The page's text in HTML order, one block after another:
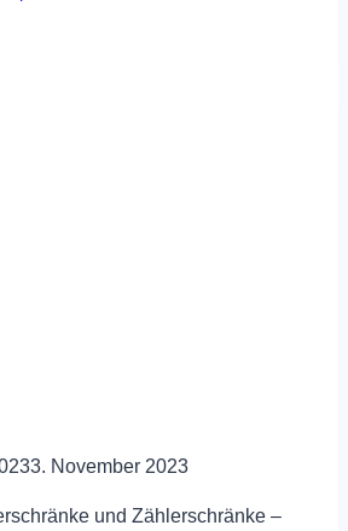
3. November 2023
und Zählerschränke –